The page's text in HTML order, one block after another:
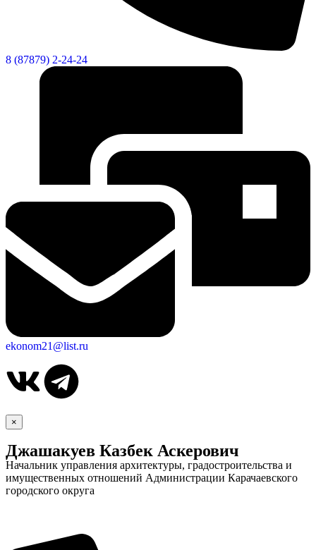
Дума
8 (87879) 2-24-24
ekonom21@list.ru
×
Джашакуев Казбек Аскерович
Начальник управления архитектуры, градостроительства и
имущественных отношений Администрации Карачаевского
городского округа